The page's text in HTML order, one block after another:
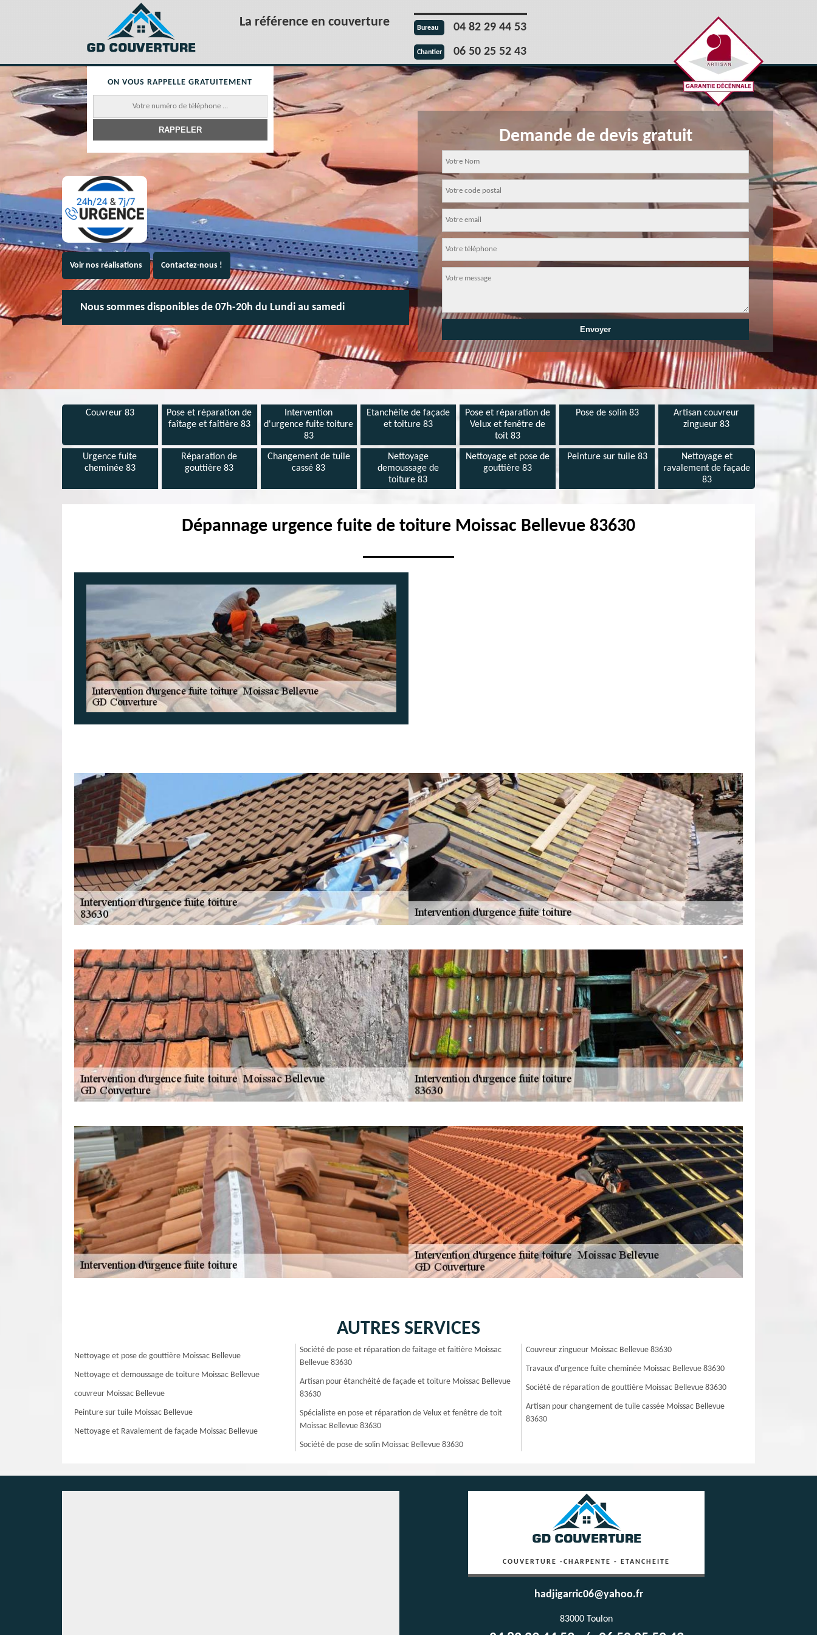
La référence en couverture Bureau 04 82 29 44 53
Chantier 06 50 25 52 43
Voir nos réalisations Contactez-nous !
Nous sommes disponibles de 07h-20h du Lundi au samedi
Demande de devis gratuit
ON VOUS RAPPELLE GRATUITEMENT
Couvreur 83
Pose et réparation de
faîtage et faîtière 83
Intervention
d'urgence fuite toiture
83
Etanchéite de façade
et toiture 83
Pose et réparation de
Velux et fenêtre de
toit 83
Pose de solin 83
Artisan couvreur
zingueur 83
Urgence fuite
cheminée 83
Réparation de
gouttière 83
Changement de tuile
cassé 83
Nettoyage
demoussage de
toiture 83
Nettoyage et pose de
gouttière 83
Peinture sur tuile 83
Nettoyage et
ravalement de façade
83
Dépannage urgence fuite de toiture Moissac Bellevue 83630
AUTRES SERVICES
Nettoyage et pose de gouttière Moissac Bellevue
Nettoyage et demoussage de toiture Moissac Bellevue
couvreur Moissac Bellevue
Peinture sur tuile Moissac Bellevue
Nettoyage et Ravalement de façade Moissac Bellevue
Société de pose et réparation de faitage et faitière Moissac
Bellevue 83630
Artisan pour étanchéité de façade et toiture Moissac Bellevue
83630
Spécialiste en pose et réparation de Velux et fenêtre de toit
Moissac Bellevue 83630
Société de pose de solin Moissac Bellevue 83630
Couvreur zingueur Moissac Bellevue 83630
Travaux d'urgence fuite cheminée Moissac Bellevue 83630
Société de réparation de gouttière Moissac Bellevue 83630
Artisan pour changement de tuile cassée Moissac Bellevue
83630
COUVERTURE -CHARPENTE - ETANCHEITE
hadjigarric06@yahoo.fr
83000 Toulon